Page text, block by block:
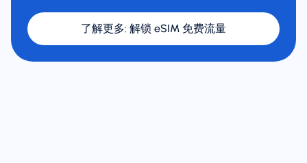
了解更多: 解锁 eSIM 免费流量